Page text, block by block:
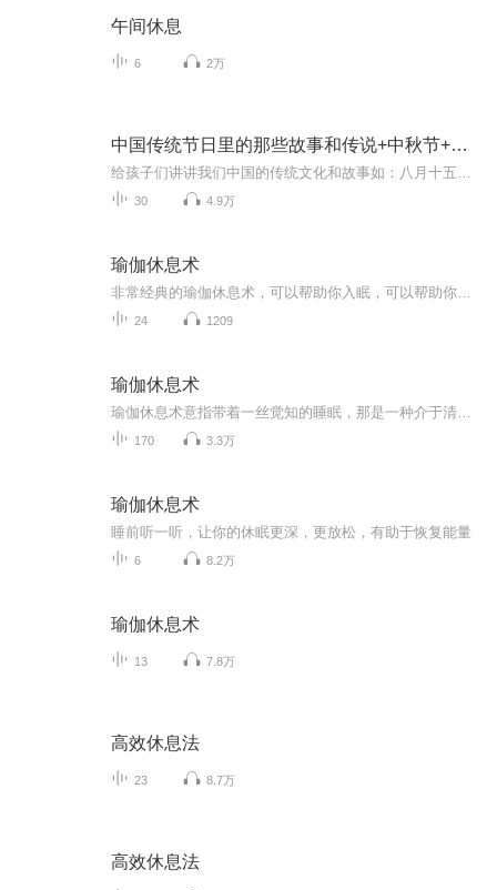
午间休息
6 2万
中国传统节日里的那些故事和传说+中秋节+元旦春节等
30 4.9万
瑜伽休息术
24 1209
瑜伽休息术
170 3.3万
瑜伽休息术
睡前听一听，让你的休眠更深，更放松，有助于恢复能量
6 8.2万
瑜伽休息术
13 7.8万
高效休息法
23 8.7万
高效休息法